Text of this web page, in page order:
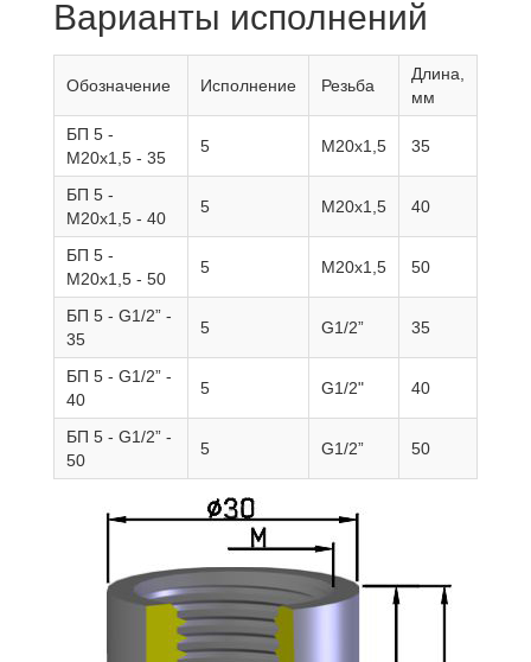
Варианты исполнений
Обозначение Исполнение Резьба
Длина,
мм
БП 5 -
М20х1,5 - 35
5 М20х1,5 35
БП 5 -
М20х1,5 - 40
5 М20х1,5 40
БП 5 -
М20х1,5 - 50
5 М20х1,5 50
БП 5 - G1/2” -
35
5 G1/2” 35
БП 5 - G1/2” -
40
5 G1/2" 40
БП 5 - G1/2” -
50
5 G1/2” 50